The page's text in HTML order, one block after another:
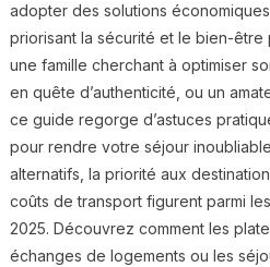
adopter des solutions
priorisant la sécurité et le bien-
une famille cherchant à optimiser
en quête d’authenticité, ou un
ce guide regorge d’astuces
pour rendre votre séjour
alternatifs, la priorité aux
coûts de transport figurent parmi
2025. Découvrez comment les
échanges de logements ou les